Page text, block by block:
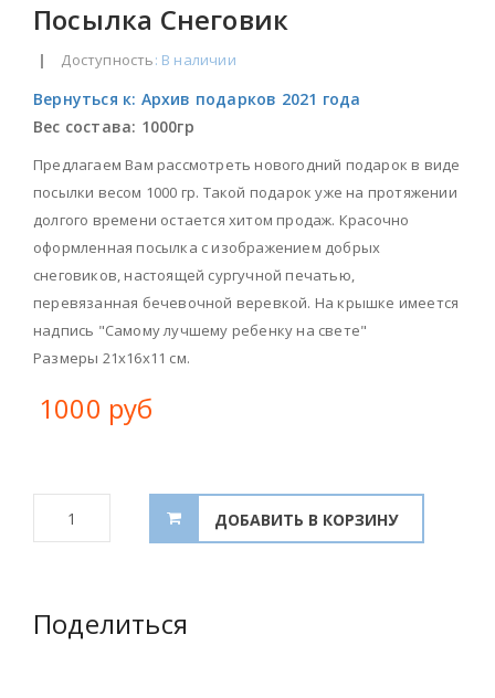
Посылка Снеговик
| Доступность: В наличии
Вернуться к: Архив подарков 2021 года
Вес состава: 1000гр
Предлагаем Вам рассмотреть новогодний подарок в виде
посылки весом 1000 гр. Такой подарок уже на протяжении
долгого времени остается хитом продаж. Красочно
оформленная посылка с изображением добрых
снеговиков, настоящей сургучной печатью,
перевязанная бечевочной веревкой. На крышке имеется
надпись "Самому лучшему ребенку на свете"
Размеры 21х16х11 см.
1000 руб
Поделиться